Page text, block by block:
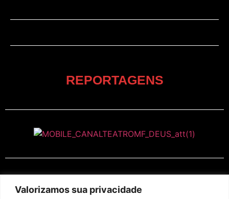
Valorizamos sua privacidade
REPORTAGENS
EM CARTAZ